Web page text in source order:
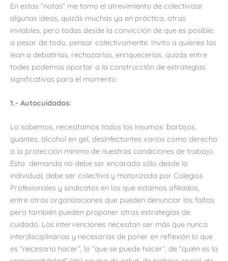
En estas “notas” me tomo el atrevimiento de colectivizar
algunas ideas, quizás muchas ya en práctica, otras
inviables, pero todas desde la convicción de que es posible,
a pesar de todo, pensar colectivamente. Invito a quienes las
lean a debatirlas, rechazarlas, enriquecerlas, quizás entre
todes podemos aportar a la construcción de estrategias
significativas para el momento.
1.- Autocuidados:
Lo sabemos, necesitamos todos los insumos: barbijos,
guantes, alcohol en gel, desinfectantes varios como derecho
a la protección mínima de nuestras condiciones de trabajo.
Esta demanda no debe ser encarada sólo desde lo
individual, debe ser colectiva y motorizada por Colegios
Profesionales y sindicatos en los que estamos afiliados,
entre otras organizaciones que pueden denunciar las faltas
pero también pueden proponer otras estrategias de
cuidado. Las intervenciones necesitan ser más que nunca
interdisciplinarias y necesarias de poner en reflexión lo que
es “necesario hacer”, lo “que se puede hacer”, de “quién es la